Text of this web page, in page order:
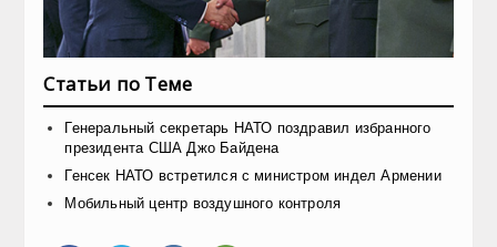
Статьи по Теме
Генеральный секретарь НАТО поздравил избранного
президента США Джо Байдена
Генсек НАТО встретился с министром индел Армении
Мобильный центр воздушного контроля